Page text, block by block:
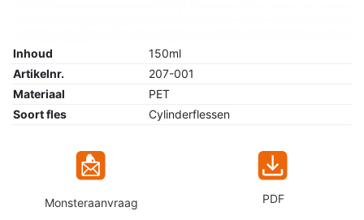
Inhoud
150ml
Artikelnr.
207-001
Materiaal
PET
Soort fles
Cylinderflessen
Monsteraanvraag PDF